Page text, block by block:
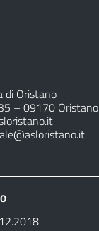
di Oristano
– 09170 Oristano